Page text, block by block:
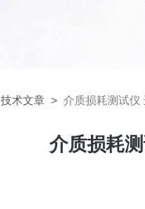
技术文章 > 介质损耗测试
介质损耗